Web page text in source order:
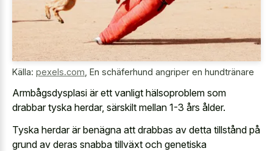
Källa: pexels.com En schäferhund angriper en hundtränare
Armbågsdysplasi är ett vanligt hälsoproblem som
drabbar tyska herdar, särskilt mellan 1-3 års ålder.
Tyska herdar är benägna att drabbas av detta tillstånd på
grund av deras snabba tillväxt och genetiska